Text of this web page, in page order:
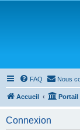
FAQ Nous
Accueil Portail
Connexion